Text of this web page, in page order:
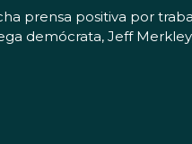
prensa positiva por
demócrata, Jeff